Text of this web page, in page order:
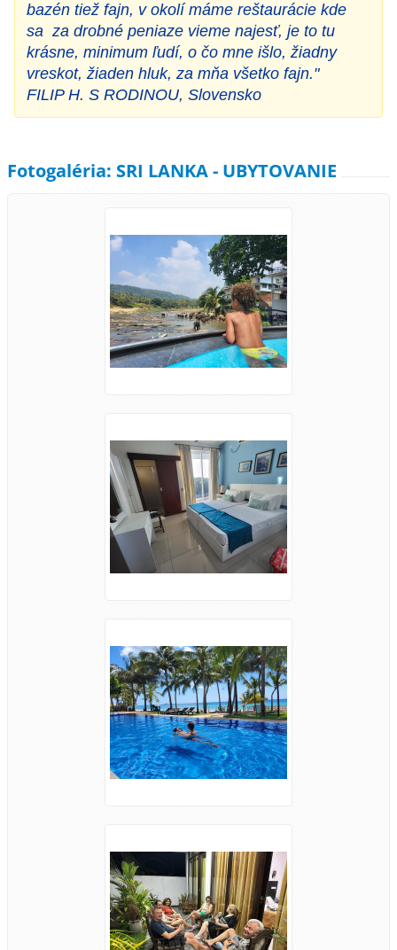
bazén tiež fajn, v okolí máme reštaurácie kde
sa za drobné peniaze vieme najesť, je to tu
krásne, minimum ľudí, o čo mne išlo, žiadny
vreskot, žiaden hluk, za mňa všetko fajn."
FILIP H. S RODINOU, Slovensko
Fotogaléria: SRI LANKA - UBYTOVANIE